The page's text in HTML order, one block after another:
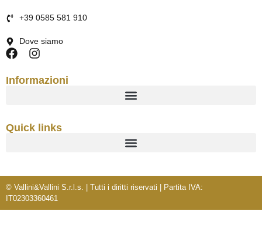
+39 0585 581 910
Dove siamo
Informazioni
Quick links
© Vallini&Vallini S.r.l.s. | Tutti i diritti riservati | Partita IVA:
IT02303360461